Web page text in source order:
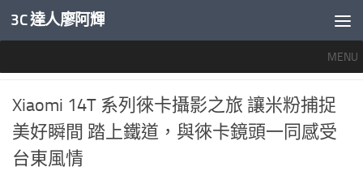
內文下方
3C 達人廖阿輝
MENU
0
Xiaomi 14T 系列徠卡攝影之旅 讓米粉捕捉
美好瞬間 踏上鐵道，與徠卡鏡頭一同感受
台東風情